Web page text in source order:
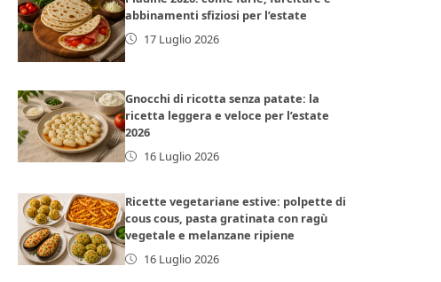
abbinamenti sfiziosi per l’estate
17 Luglio 2026
Gnocchi di ricotta senza patate: la
ricetta leggera e veloce per l’estate
2026
16 Luglio 2026
Ricette vegetariane estive: polpette di
cous cous, pasta gratinata con ragù
vegetale e melanzane ripiene
16 Luglio 2026